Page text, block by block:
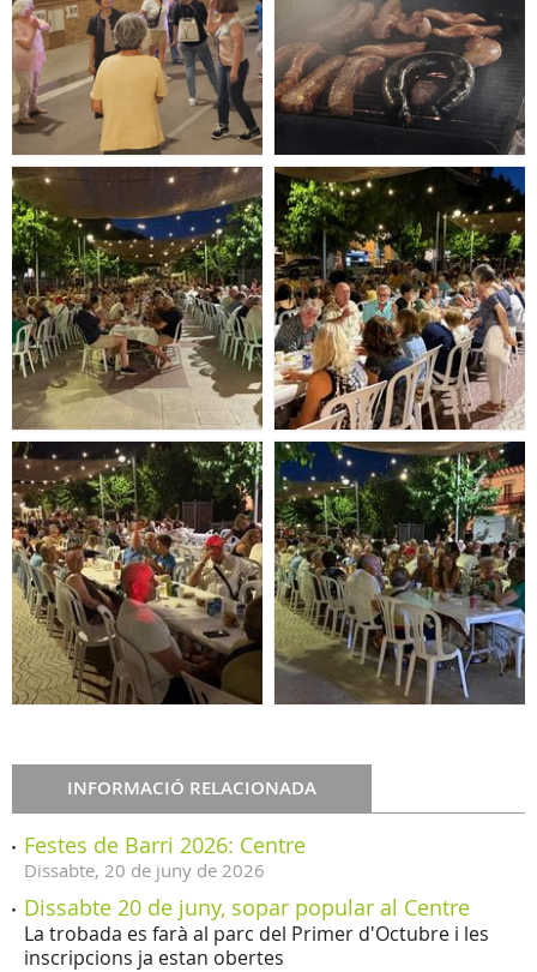
INFORMACIÓ RELACIONADA
Festes de Barri 2026: Centre
Dissabte, 20 de juny de 2026
Dissabte 20 de juny, sopar popular al Centre
La trobada es farà al parc del Primer d'Octubre i les
inscripcions ja estan obertes